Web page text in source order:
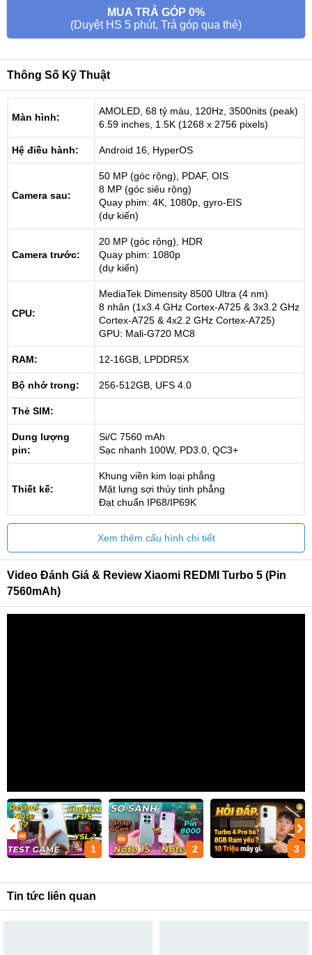
MUA TRẢ GÓP 0%
(Duyệt HS 5 phút, Trả góp qua thẻ)
Thông Số Kỹ Thuật
Màn hình:
AMOLED, 68 tỷ màu, 120Hz, 3500nits (peak)
6.59 inches, 1.5K (1268 x 2756 pixels)
Hệ điều hành: Android 16, HyperOS
Camera sau:
50 MP (góc rộng), PDAF, OIS
8 MP (góc siêu rộng)
Quay phim: 4K, 1080p, gyro-EIS
(dự kiến)
Camera trước:
20 MP (góc rộng), HDR
Quay phim: 1080p
(dự kiến)
CPU:
MediaTek Dimensity 8500 Ultra (4 nm)
8 nhân (1x3.4 GHz Cortex-A725 & 3x3.2 GHz
Cortex-A725 & 4x2.2 GHz Cortex-A725)
GPU: Mali-G720 MC8
RAM: 12-16GB, LPDDR5X
Bộ nhớ trong: 256-512GB, UFS 4.0
Thẻ SIM:
Dung lượng
pin:
Si/C 7560 mAh
Sạc nhanh 100W, PD3.0, QC3+
Thiết kế:
Khung viền kim loại phẳng
Mặt lưng sợi thủy tinh phẳng
Đạt chuẩn IP68/IP69K
Xem thêm cấu hình chi tiết
Video Đánh Giá & Review Xiaomi REDMI Turbo 5 (Pin
7560mAh)
1 2 3
Tin tức liên quan